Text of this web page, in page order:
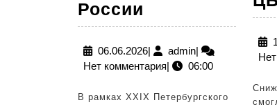
России «Роснефть»
подписала
соглашение
о
06.06.202606.06.2026
| adminadmin
|
Нет комментария| 06:00
В рамках XXIX Петербургского